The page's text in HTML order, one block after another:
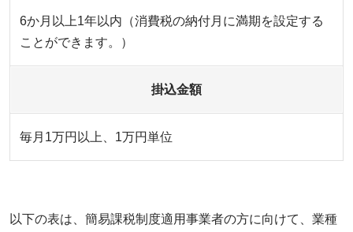
6か月以上1年以内（消費税の納付月に満期を設定する
ことができます。）
掛込金額
毎月1万円以上、1万円単位
以下の表は、簡易課税制度適用事業者の方に向けて、業種